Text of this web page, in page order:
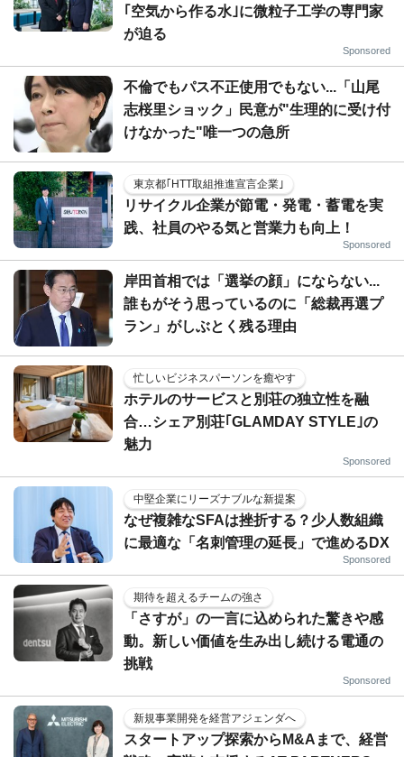
｢空気から作る水｣に微粒子工学の専門家
が迫る
Sponsored
不倫でもパス不正使用でもない...「山尾
志桜里ショック」民意が"生理的に受け付
けなかった"唯一つの急所
東京都｢HTT取組推進宣言企業｣
リサイクル企業が節電・発電・蓄電を実
践、社員のやる気と営業力も向上！
Sponsored
岸田首相では「選挙の顔」にならない...
誰もがそう思っているのに「総裁再選プ
ラン」がしぶとく残る理由
忙しいビジネスパーソンを癒やす
ホテルのサービスと別荘の独立性を融
合…シェア別荘｢GLAMDAY STYLE｣の
魅力
Sponsored
中堅企業にリーズナブルな新提案
なぜ複雑なSFAは挫折する？少人数組織
に最適な「名刺管理の延長」で進めるDX
Sponsored
期待を超えるチームの強さ
「さすが」の一言に込められた驚きや感
動。新しい価値を生み出し続ける電通の
挑戦
Sponsored
新規事業開発を経営アジェンダへ
スタートアップ探索からM&Aまで、経営